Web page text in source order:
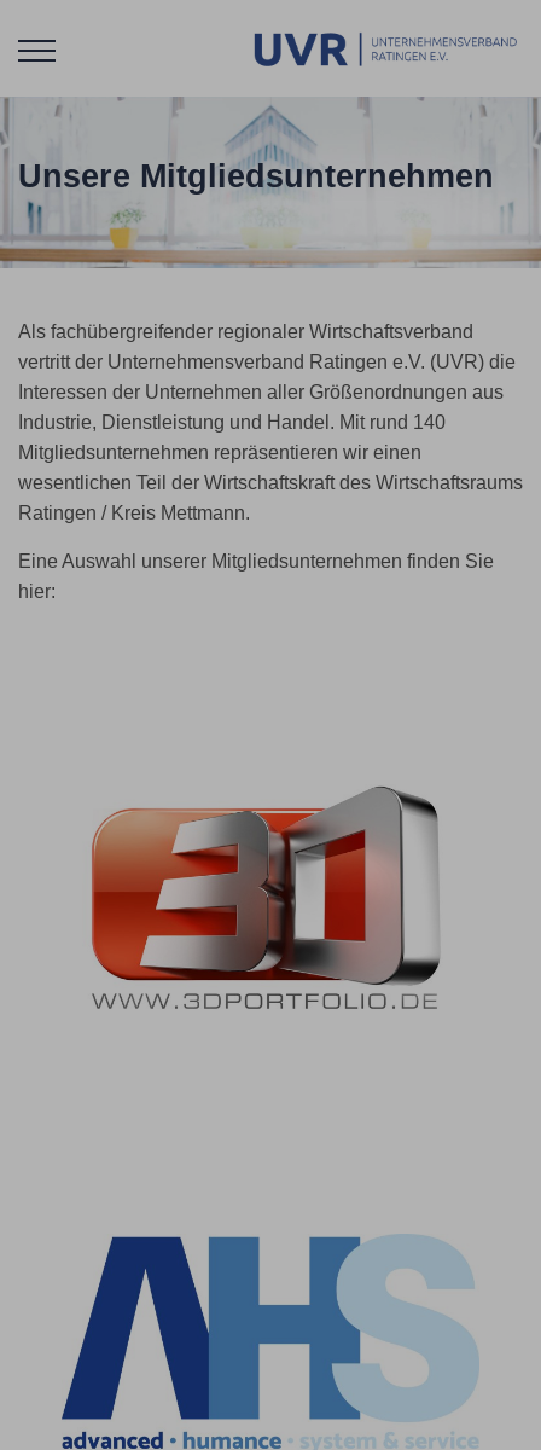
Unsere Mitgliedsunternehmen
Als fachübergreifender regionaler Wirtschaftsverband
vertritt der Unternehmensverband Ratingen e.V. (UVR) die
Interessen der Unternehmen aller Größenordnungen aus
Industrie, Dienstleistung und Handel. Mit rund 140
Mitgliedsunternehmen repräsentieren wir einen
wesentlichen Teil der Wirtschaftskraft des Wirtschaftsraums
Ratingen / Kreis Mettmann.
Eine Auswahl unserer Mitgliedsunternehmen finden Sie
hier: